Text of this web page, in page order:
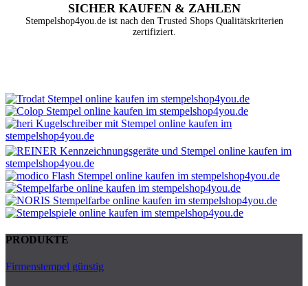
SICHER KAUFEN & ZAHLEN
Stempelshop4you.de ist nach den Trusted Shops Qualitätskriterien
zertifiziert.
PRODUKTE
Firmenstempel günstig